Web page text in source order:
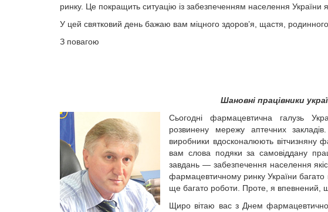
ринку. Це покращить ситуацію із забезпеченням населення України
У цей святковий день бажаю вам міцного здоров’я, щастя, родинного
З повагою
Шановні працівники
Сьогодні фармацевтична галузь
розвинену мережу аптечних
виробники вдосконалюють вітчизняну
вам слова подяки за самовіддану
завдань — забезпечення населення
фармацевтичному ринку України багато
ще багато роботи. Проте, я впевнений,
Щиро вітаю вас з Днем